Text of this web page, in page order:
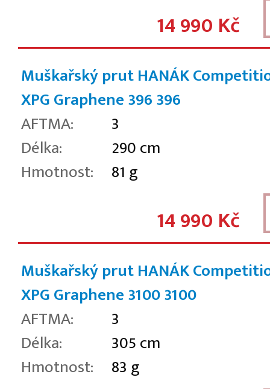
14 990 Kč
Muškařský prut HANÁK
XPG Graphene 396396
AFTMA:
3
Délka:
290 cm
Hmotnost:
81 g
14 990 Kč
Muškařský prut HANÁK
XPG Graphene 31003100
AFTMA:
3
Délka:
305 cm
Hmotnost:
83 g